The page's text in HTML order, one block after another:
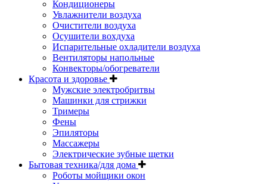
Кондиционеры
Увлажнители воздуха
Очистители воздуха
Осушители вохдуха
Испарительные охладители воздуха
Вентиляторы напольные
Конвекторы/обогреватели
Красота и здоровье
Мужские электробритвы
Машинки для стрижки
Тримеры
Фены
Эпиляторы
Массажеры
Электрические зубные щетки
Бытовая техника/для дома
Роботы мойщики окон